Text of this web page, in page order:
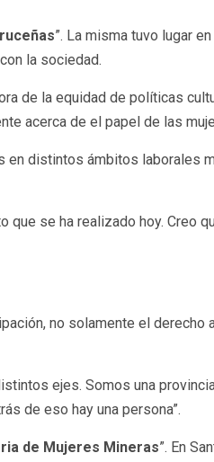
”. La misma tuvo lugar
la sociedad.
de la equidad de políticas
acerca de el papel de las
distintos ámbitos laborales
que se ha realizado hoy. Creo
no solamente el
ejes. Somos una
de eso hay una persona”.
de Mujeres Mineras”. En